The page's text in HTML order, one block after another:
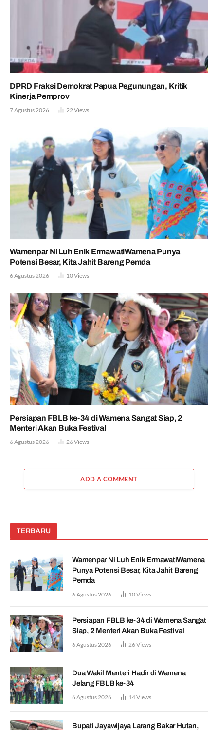
DPRD Fraksi Demokrat Papua Pegunungan, Kritik
Kinerja Pemprov
7 Agustus 2026 22 Views
Wamenpar Ni Luh Enik ErmawatiWamena Punya
Potensi Besar, Kita Jahit Bareng Pemda
6 Agustus 2026 10Views
Persiapan FBLB ke-34 di Wamena Sangat Siap, 2
Menteri Akan Buka Festival
6 Agustus 2026 26Views
ADD A COMMENT
TERBARU
Wamenpar Ni Luh Enik ErmawatiWamena
Punya Potensi Besar, Kita Jahit Bareng
Pemda
6 Agustus 2026 10Views
Persiapan FBLB ke-34 di Wamena Sangat
Siap, 2 Menteri Akan Buka Festival
6 Agustus 2026 26Views
Dua Wakil Menteri Hadir di Wamena
Jelang FBLB ke-34
6 Agustus 2026 14Views
Bupati Jayawijaya Larang Bakar Hutan,